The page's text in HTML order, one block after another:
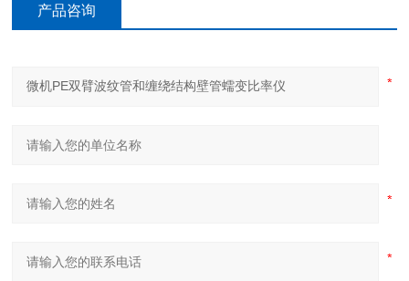
产品咨询